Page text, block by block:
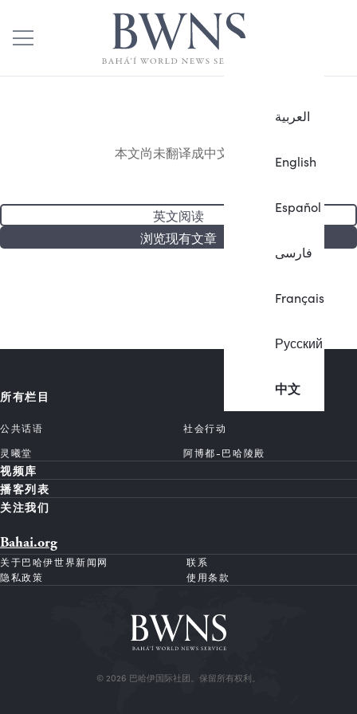
العربية
English
Español
فارسی
Français
Русский
中文
本文尚未翻译成中文。
英文阅读
浏览现有文章
所有栏目
公共话语
社会行动
灵曦堂
阿博都-巴哈陵殿
视频库
播客列表
关注我们
Bahai.org
关于巴哈伊世界新闻网
联系
隐私政策
使用条款
© 2026 巴哈伊国际社团。保留所有权利。